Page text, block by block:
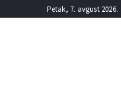
Petak, 7. avgust 2026.